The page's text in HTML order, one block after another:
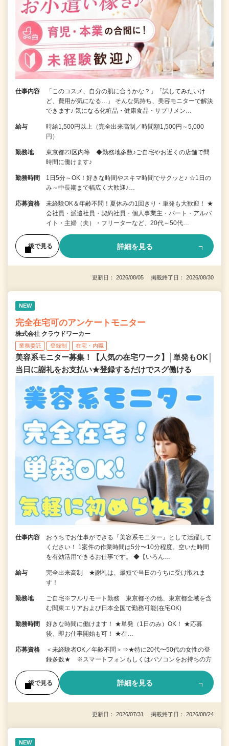
仕事内容
「このコスメ、自分の肌に合うかな？」「試してみたいけ
ど、費用が気になる…」 そんな気持ち、美容モニターで解決
できます♪ 気になる化粧品・健康食品・サプリメン…
給与
時給1,500円以上（完全出来高制／時間額1,500円～5,000
円）
勤務地
東京都23区内等 ◆勤務地多数♪ご自宅やお近くの店舗で間
時間に働けます♪
勤務時間
1日5分～OK！好きな時間やスキマ時間でサクッと♪ ☆1日の
み～中長期まで幅広く大歓迎♪…
応募資格
未経験OK＆年齢不問！夏休みの1回きり・単発も大歓迎！ ★
会社員・派遣社員・契約社員・個人事業主・パート・アルバ
イト・主婦（夫）・フリーターなど、20代～50代…
後で見る 詳細を見る
更新日： 2026/08/05 掲載終了日： 2026/08/30
NEW
完全在宅可のアンケートモニター
株式会社 クラウドワーカー
業務委託 登録制 在宅・内職
美容系モニター募集！【人気の在宅ワーク】│単発もOK│
当日に謝礼をお支払い★登録するだけでスグ働ける
仕事内容
おうちでお仕事ができる『美容系モニター』として活躍して
ください！ 1案件の作業時間は5分〜10分程度。空いた時間
を有効活用できるお仕事です。 ◆【いろん…
給与
完全出来高制 ★謝礼は、最短で当日のうちに受け取れま
す！
勤務地
ご自宅※フルリモート勤務 東京都その他、東京都全域を含
む関東エリアおよび日本全国で勤務可能(在宅OK)
勤務時間
好きな時間に働けます！ ★単発（1日のみ）OK！ ★応募
後、即お仕事開始も可！ ★在…
応募資格
＜未経験者OK／年齢不問＞⇒★特に20代〜50代の女性の登
録多数★ ※スマートフォンもしくはパソコンをお持ちの方
後で見る 詳細を見る
更新日： 2026/07/31 掲載終了日： 2026/08/24
NEW